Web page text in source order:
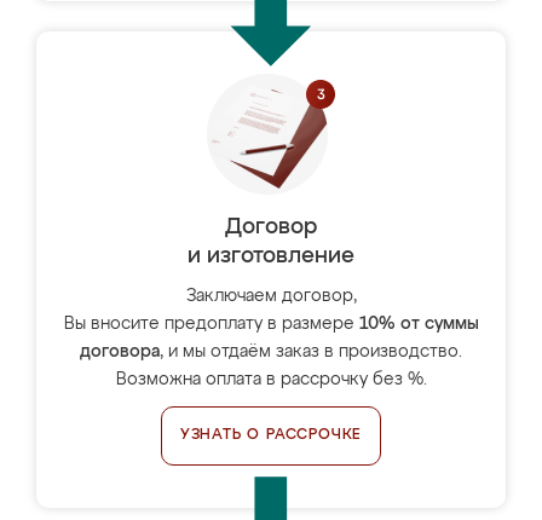
Договор
и изготовление
Заключаем договор,
Вы вносите предоплату в размере 10% от суммы
договора, и мы отдаём заказ в производство.
Возможна оплата в рассрочку без %.
УЗНАТЬ О РАССРОЧКЕ